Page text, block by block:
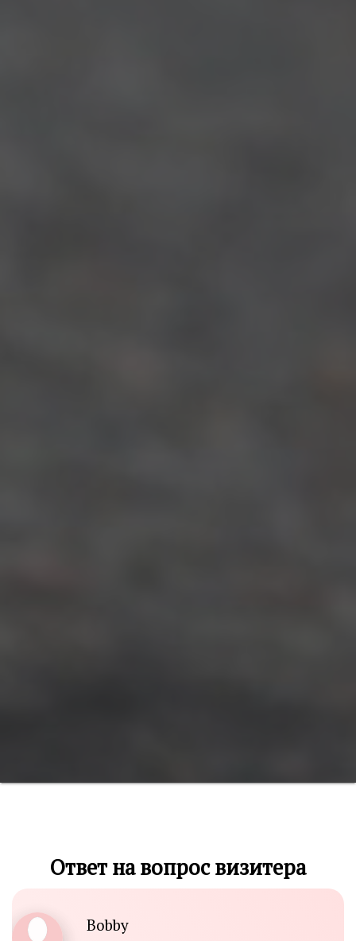
Ответ на вопрос визитера
Bobby